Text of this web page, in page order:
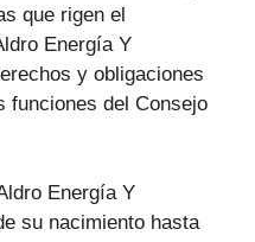
que rigen el
Energía Y
y obligaciones
funciones del Consejo
Energía Y
su nacimiento hasta